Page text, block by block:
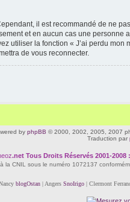
il est recommandé de ne
et en aucun cas une
utiliser la fonction « J’ai perdu
de vous reconnecter.
by phpBB © 2000, 2002, 2005, 2007
Traduction par
.netTous Droits Réservés 2001-2008
la CNIL sous le numéro 1072137
blogOstan| Angers SnoIrigo| Clermont